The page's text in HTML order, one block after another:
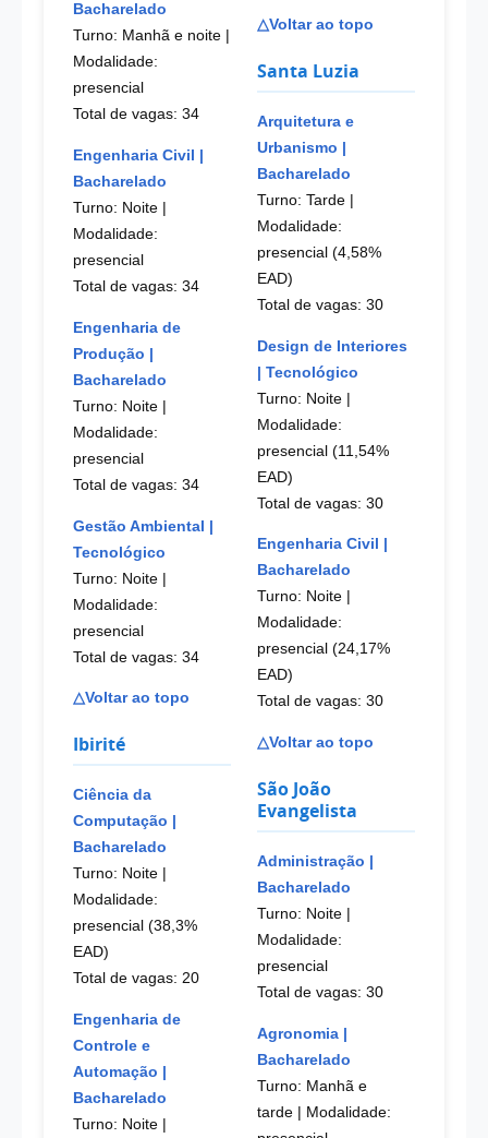
Bacharelado
Turno: Manhã e noite
Modalidade:
presencial
Total de vagas: 34
Engenharia Civil |
Bacharelado
Turno: Noite
Modalidade:
presencial
Total de vagas: 34
Engenharia de
Produção |
Bacharelado
Turno: Noite
Modalidade:
presencial
Total de vagas: 34
Gestão Ambiental |
Tecnológico
Turno: Noite |
Modalidade:
presencial
Total de vagas: 34
△Voltar ao topo
Ibirité
Ciência da
Computação |
Bacharelado
Turno: Noite
Modalidade:
presencial (38,3%
EAD)
Total de vagas: 20
Engenharia de
Controle e
Automação |
Bacharelado
Turno: Noite
△Voltar ao topo
Santa Luzia
Arquitetura e
Urbanismo |
Bacharelado
Turno: Tarde
Modalidade:
presencial (4,58%
EAD)
Total de vagas: 30
Design de Interiores
| Tecnológico
Turno: Noite |
Modalidade:
presencial (11,54%
EAD)
Total de vagas: 30
Engenharia Civil |
Bacharelado
Turno: Noite
Modalidade:
presencial (24,17%
EAD)
Total de vagas: 30
△Voltar ao topo
São João
Evangelista
Administração |
Bacharelado
Turno: Noite
Modalidade:
presencial
Total de vagas: 30
Agronomia |
Bacharelado
Turno: Manhã e
tarde
| Modalidade: